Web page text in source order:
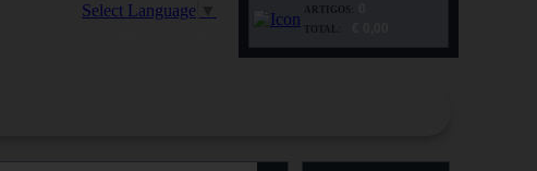
Select Language ARTIGOS:
TOTAL: